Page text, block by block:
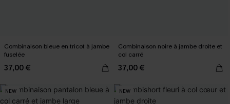
Combinaison bleue en tricot à jambe
fuselée
37,00 €
Combinaison noire à jambe droite et
col carré
37,00 €
NEW NEW